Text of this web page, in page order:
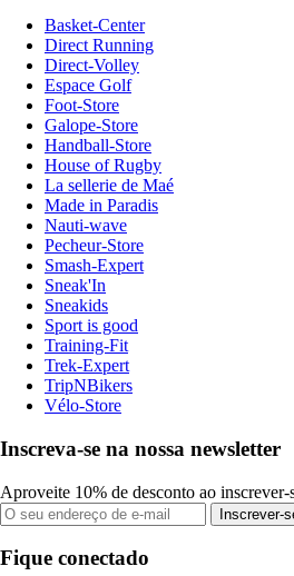
Basket-Center
Direct Running
Direct-Volley
Espace Golf
Foot-Store
Galope-Store
Handball-Store
House of Rugby
La sellerie de Maé
Made in Paradis
Nauti-wave
Pecheur-Store
Smash-Expert
Sneak'In
Sneakids
Sport is good
Training-Fit
Trek-Expert
TripNBikers
Vélo-Store
Inscreva-se na nossa newsletter
Aproveite 10% de desconto ao inscrever-
Inscrever-
Fique conectado